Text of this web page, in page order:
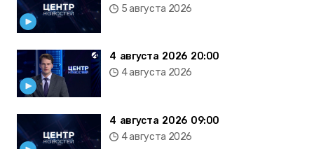
5 августа 2026
4 августа 2026 20:00
4 августа 2026
4 августа 2026 09:00
4 августа 2026